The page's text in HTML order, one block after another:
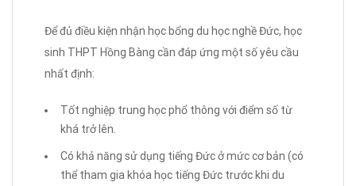
Để đủ điều kiện nhận học bổng du học nghề Đức, học
sinh THPT Hồng Bàng cần đáp ứng một số yêu cầu
nhất định:
Tốt nghiệp trung học phổ thông với điểm số từ
khá trở lên.
Có khả năng sử dụng tiếng Đức ở mức cơ bản (có
thể tham gia khóa học tiếng Đức trước khi du